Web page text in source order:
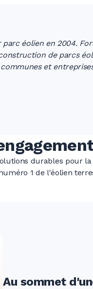
0
éolien en 2004.
de parcs
et
durables pour
1 de l'éolien
Au sommet